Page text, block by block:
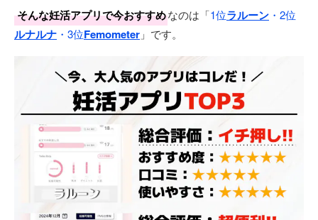
そんな妊活アプリで今おすすめなのは「1位ラルーン ・2位
ルナルナ ・3位Femometer 」です。